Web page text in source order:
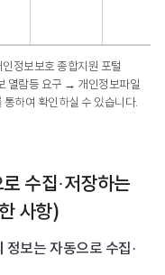
정보보호 종합지원 포털
열람등 요구 → 개인정보파일
하여 확인하실 수 있습니다.
수집·저장하는
사항)
보는 자동으로 수집·